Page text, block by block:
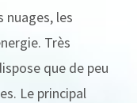
nuages, les
Très
que de peu
Le principal